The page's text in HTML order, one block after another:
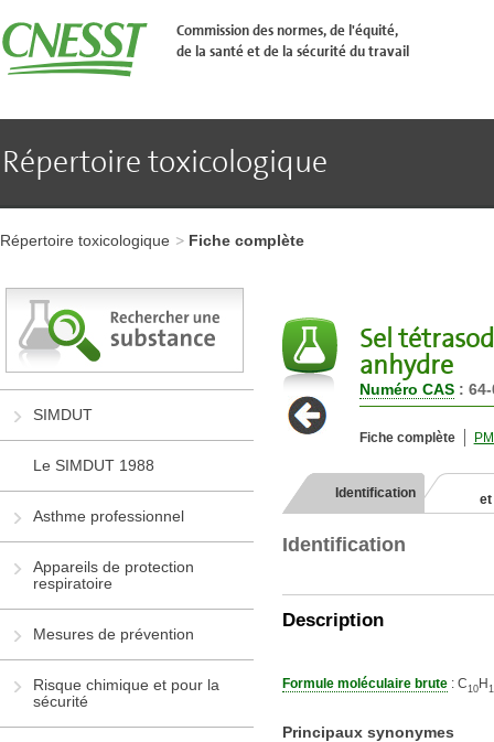
�
l'en-
t�te
de
au
principal
Aller
page
Commission des normes, de l'équité,
de la santé et de la sécurité du travail
Répertoire toxicologique
à
l'en-
de
page
Aller
au
Aller
au
pied
Répertoire toxicologique Fiche complète
SIMDUT
Le SIMDUT 1988
Asthme professionnel
Appareils de protection
respiratoire
Mesures de prévention
Risque chimique et pour la
sécurité
Sel
anhydre
Numéro CAS :
Fiche complète
Identification
Identification
Description
Formule moléculaire brute : C 1 0 H 1
Principaux synonymes